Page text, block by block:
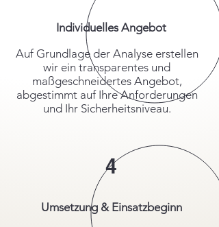
Individuelles Angebot
Auf Grundlage der Analyse erstellen
wir ein transparentes und
maßgeschneidertes Angebot,
abgestimmt auf Ihre Anforderungen
und Ihr Sicherheitsniveau.
4
Umsetzung & Einsatzbeginn